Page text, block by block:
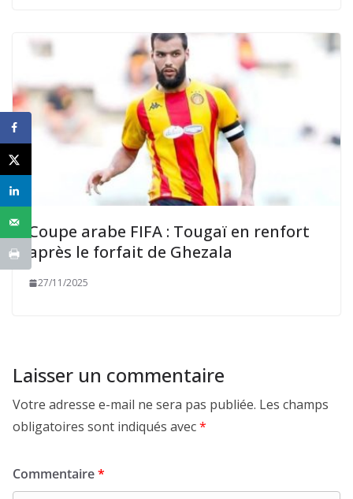
Coupe arabe FIFA : Tougaï en renfort
après le forfait de Ghezala
27/11/2025
Laisser un commentaire
Votre adresse e-mail ne sera pas publiée. Les champs
obligatoires sont indiqués avec*
Commentaire*